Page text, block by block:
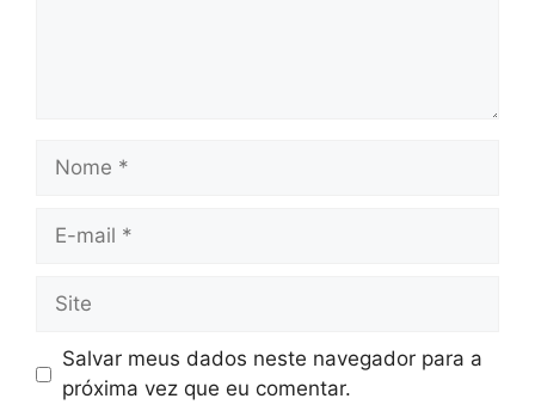
Nome
Site
Salvar meus dados neste navegador para a
próxima vez que eu comentar.